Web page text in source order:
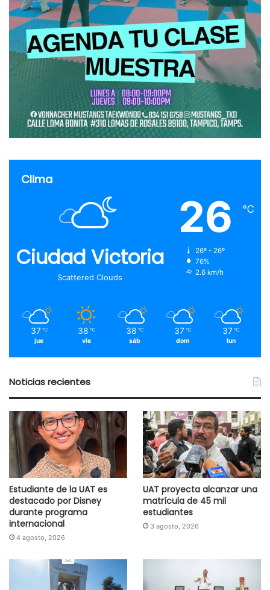
Clima
Ciudad Victoria
Scattered Clouds
26 ℃
26º - 26º
76%
2.6 km/h
37 ℃
jue
38 ℃
vie
38 ℃
sáb
37 ℃
dom
37 ℃
lun
Noticias recientes
Estudiante de la UAT es
destacado por Disney
durante programa
internacional
4 agosto, 2026
UAT proyecta alcanzar una
matrícula de 45 mil
estudiantes
3 agosto, 2026